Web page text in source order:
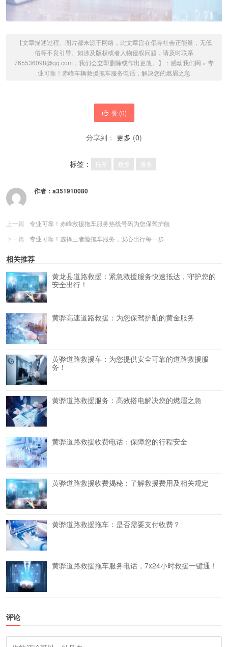
【文章描述过程、图片都来源于网络，此文章旨在倡导社会正能量，无低
俗等不良引导。如涉及版权或者人物侵权问题，请及时联系
765536098@qq.com，我们会立即删除或作出更改。】： 感动我们网 » 专
业可靠！赤峰车辆救援拖车服务电话，解决您的燃眉之急
赞 (0)
分享到： 更多 (0)
标签： 救援 服务
作者： a351910080
上一篇
专业可靠！赤峰救援拖车服务热线号码为您保驾护航
下一篇
专业可靠！选择三者险拖车服务，安心出行每一步
相关推荐
黄龙县道路救援：紧急救援服务快速抵达，守护您的
安全出行！
黄骅高速道路救援：为您保驾护航的黄金服务
黄骅道路救援车：为您提供安全可靠的道路救援服
务！
黄骅道路救援服务：高效搭电解决您的燃眉之急
黄骅道路救援收费电话：保障您的行程安全
黄骅道路救援收费揭秘：了解救援费用及相关规定
黄骅道路救援拖车：是否需要支付收费？
黄骅道路救援拖车服务电话，7x24小时救援一键通！
评论